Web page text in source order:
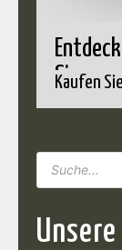
Sie
Kaufen